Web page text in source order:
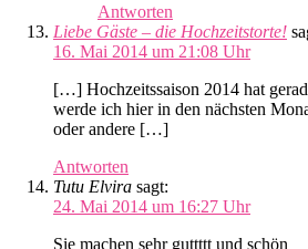
Antworten
Liebe Gäste – die Hochzeitstorte!
16. Mai 2014 um 21:08 Uhr
[…] Hochzeitssaison 2014 hat
werde ich hier in den nächsten
oder andere […]
Antworten
Tutu Elvira sagt:
24. Mai 2014 um 16:27 Uhr
Sie machen sehr guttttt und schön